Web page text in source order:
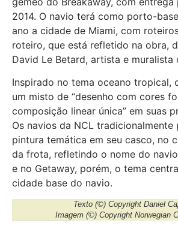
2014. O navio terá como porto-
ano a cidade de Miami, com
roteiro, que está refletido na obra,
David Le Betard, artista e muralista
Inspirado no tema oceano tropical,
um misto de “desenho com cores
composição linear única” em suas
Os navios da NCL tradicionalmente
pintura temática em seu casco, no
da frota, refletindo o nome do
e no Getaway, porém, o tema
cidade base do navio.
Texto (©) Copyright Daniel
Imagem (©) Copyright Norwegian